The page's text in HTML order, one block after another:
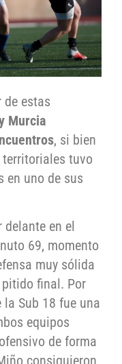
estas
Murcia
, si bien
territoriales tuvo
en uno de sus
delante en el
69, momento
muy sólida
final. Por
la Sub 18 fue una
equipos
de forma